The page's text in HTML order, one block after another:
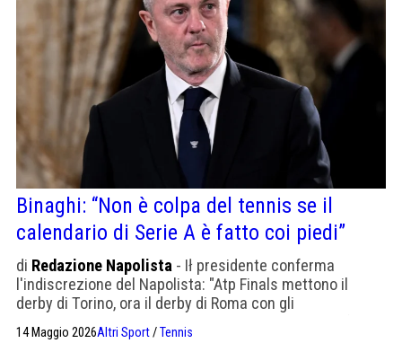
Binaghi: “Non è colpa del tennis se il
calendario di Serie A è fatto coi piedi”
di Redazione Napolista - Ił presidente conferma
l'indiscrezione del Napolista: "Atp Finals mettono il
derby di Torino, ora il derby di Roma con gli
Internazionali. Diceva Andreotti: 'A pensar male si fa
peccato, ma qualche volta ci si azzecca'".
14 Maggio 2026Altri Sport/Tennis